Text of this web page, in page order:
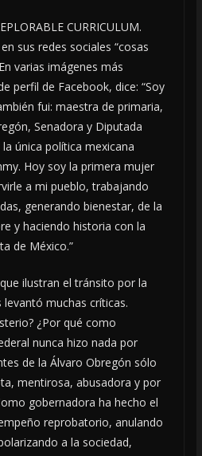
CURRICULUM.
sus redes sociales “cosas
varias imágenes más
perfil de Facebook, dice: “Soy
fui: maestra de primaria,
Senadora y Diputada
única política mexicana
Hoy soy la primera mujer
a mi pueblo, trabajando
generando bienestar, de la
y haciendo historia con la
de México.”
ilustran el tránsito por la
levantó muchas críticas.
¿Por qué como
nunca hizo nada por
de la Álvaro Obregón sólo
mentirosa, abusadora y por
gobernadora ha hecho el
reprobatorio, anulando
a la sociedad,